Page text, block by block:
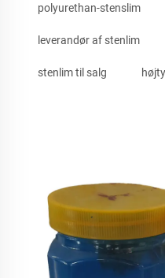
polyurethan-stenslim
leverandør af stenlim
stenlim til salg